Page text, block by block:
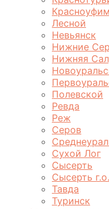
Лесной
Невьянск
Нижние
Нижняя
Полевской
Ревда
Реж
Серов
Сухой Лог
Сысерть
Сысерть г.о.
Тавда
Туринск